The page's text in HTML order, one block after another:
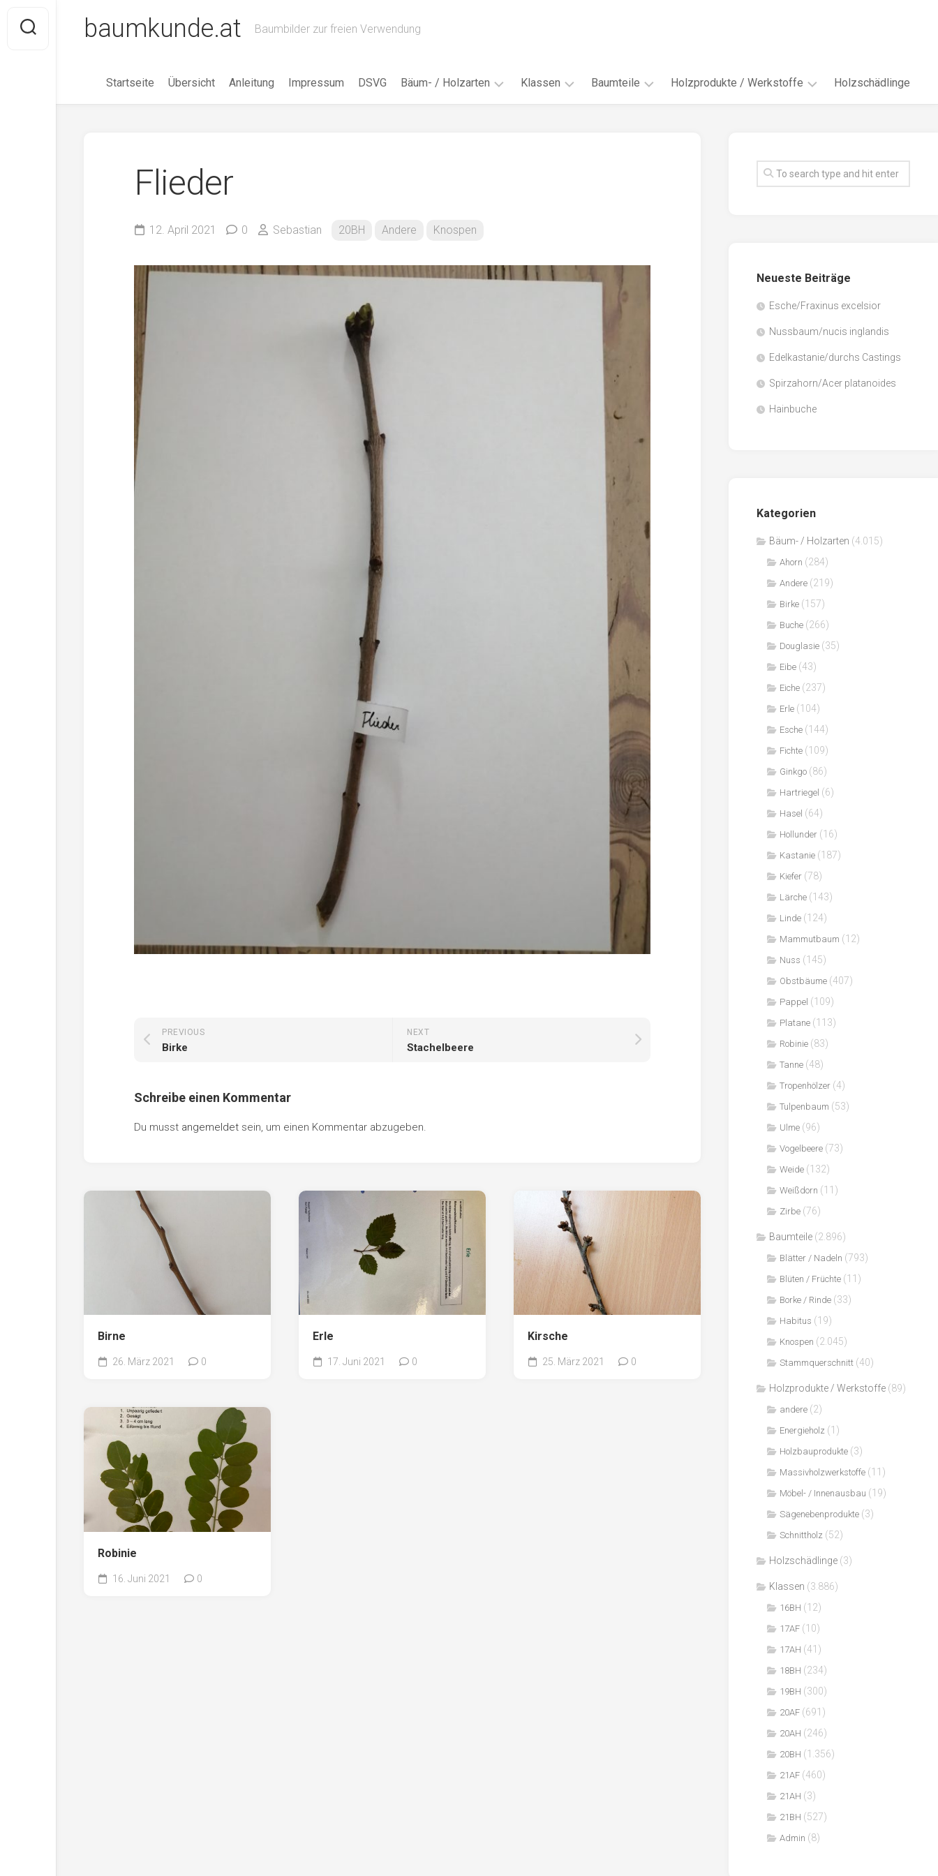
content
baumkunde.at Baumbilder zur freien Verwendung
Startseite Übersicht Anleitung Impressum DSVG Bäum- / Holzarten
Eibe
Klassen
18AH
Baumteile
Knospen
Habitus
Holzprodukte / Werkstoffe
Faserwerkstoffe
Sägenebenprodukte
Holzschädlinge
Flieder
12. April 2021 0 Sebastian 20BH Andere Knospen
NEXT
Stachelbeere
PREVIOUS
Birke
Schreibe einen Kommentar
Du musst angemeldet sein, um einen Kommentar abzugeben.
Birne
26. März 2021 0
Erle
17. Juni 2021 0
Kirsche
25. März 2021 0
Robinie
16. Juni 2021 0
Neueste Beiträge
Esche/Fraxinus excelsior
Nussbaum/nucis inglandis
Edelkastanie/durchs Castings
Spirzahorn/Acer platanoides
Hainbuche
Kategorien
Bäum- / Holzarten (4.015)
Ahorn (284)
Andere (219)
Birke (157)
Buche (266)
Douglasie (35)
Eibe (43)
Eiche (237)
Erle (104)
Esche (144)
Fichte (109)
Ginkgo (86)
Hartriegel (6)
Hasel (64)
Hollunder (16)
Kastanie (187)
Kiefer (78)
Lärche (143)
Linde (124)
Mammutbaum (12)
Nuss (145)
Obstbäume (407)
Pappel (109)
Platane (113)
Robinie (83)
Tanne (48)
Tropenhölzer (4)
Tulpenbaum (53)
Ulme (96)
Vogelbeere (73)
Weide (132)
Weißdorn (11)
Zirbe (76)
Baumteile (2.896)
Blätter / Nadeln (793)
Blüten / Früchte (11)
Borke / Rinde (33)
Habitus (19)
Knospen (2.045)
Stammquerschnitt (40)
Holzprodukte / Werkstoffe (89)
andere (2)
Energieholz (1)
Holzbauprodukte (3)
Massivholzwerkstoffe (11)
Möbel- / Innenausbau (19)
Sägenebenprodukte (3)
Schnittholz (52)
Holzschädlinge (3)
Klassen (3.886)
16BH (12)
17AF (10)
17AH (41)
18BH (234)
19BH (300)
20AF (691)
20AH (246)
20BH (1.356)
21AF (460)
21AH (3)
21BH (527)
Admin (8)